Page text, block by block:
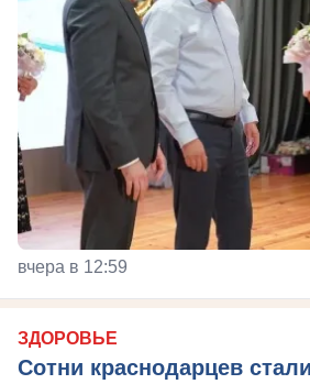
вчера в 12:59
ЗДОРОВЬЕ
Сотни краснодарцев